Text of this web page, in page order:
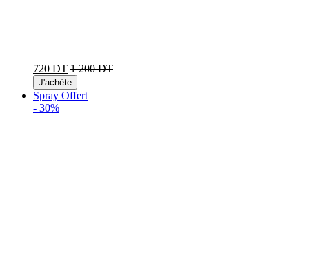
720 DT 1 200 DT
J'achète
Spray Offert
- 30%